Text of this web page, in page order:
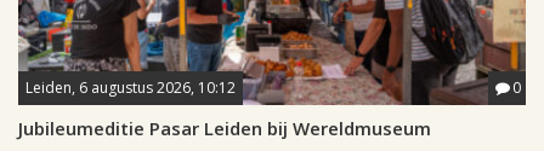
Leiden, 6 augustus 2026, 10:12 0
Jubileumeditie Pasar Leiden bij Wereldmuseum